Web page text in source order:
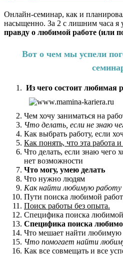
Онлайн-семинар, как и
насыщенно. За 2 с лишним часа я
правду о любимой работе (или
Вот о чем мы успели
Из чего состоит любимая
Чем хочу заниматься на
Что делать, если не знаю
Как выбрать работу, если
Как понять, что эта работа
Что делать, если знаю чего
нет возможности
Что могу, умею делать
Что нужно людям
Как найти любимую работу
Пути поиска любимой
Поиск работы без опыта.
Специфика поиска любимой
Специфика поиска
Что мешает найти любимую
Что помогает найти
Как все совмещать и все